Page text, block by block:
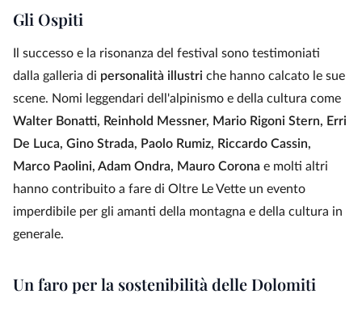
Gli Ospiti
Il successo e la risonanza del festival sono testimoniati
dalla galleria di personalità illustri che hanno calcato le sue
scene. Nomi leggendari dell'alpinismo e della cultura come
Walter Bonatti, Reinhold Messner, Mario Rigoni Stern, Erri
De Luca, Gino Strada, Paolo Rumiz, Riccardo Cassin,
Marco Paolini, Adam Ondra, Mauro Corona e molti altri
hanno contribuito a fare di Oltre Le Vette un evento
imperdibile per gli amanti della montagna e della cultura in
generale.
Un faro per la sostenibilità delle Dolomiti